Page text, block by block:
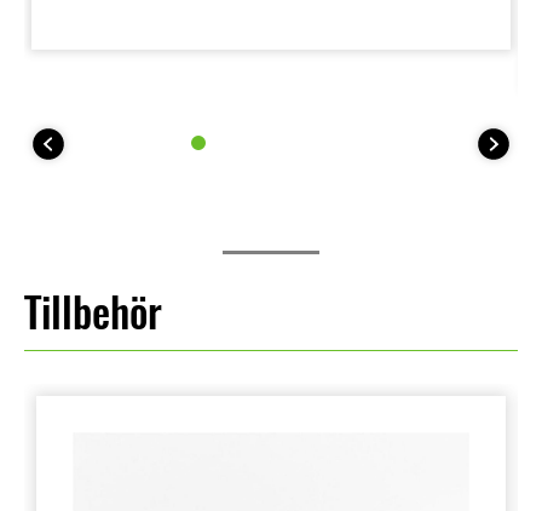
Tillbehör